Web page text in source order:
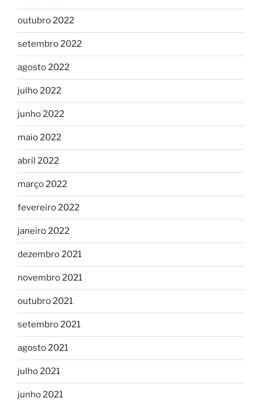
outubro 2022
setembro 2022
agosto 2022
julho 2022
junho 2022
maio 2022
abril 2022
março 2022
fevereiro 2022
janeiro 2022
dezembro 2021
novembro 2021
outubro 2021
setembro 2021
agosto 2021
julho 2021
junho 2021